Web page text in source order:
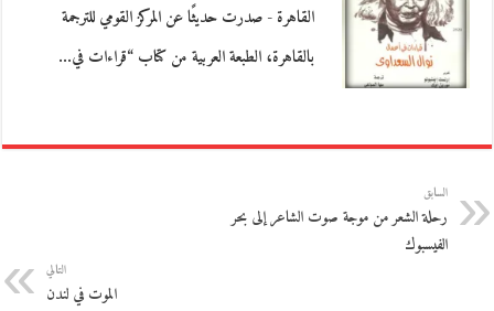
القاهرة - صدرت حديثًا عن المركز القومي للترجمة
بالقاهرة، الطبعة العربية من كتاب “قراءات في…
السابق
رحلة الشعر من موجة صوت الشاعر إلى بحر
الفيسبوك
التالي
الموت في لندن